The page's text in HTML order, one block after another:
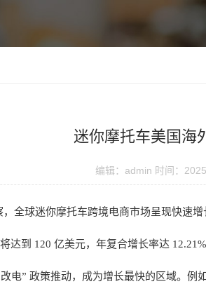
迷你摩托车美国海
编辑：admin 时间：
全球迷你摩托车跨境电商市场呈现快速
达到 120 亿美元，年复合增长率达
电” 政策推动，成为增长最快的区域。